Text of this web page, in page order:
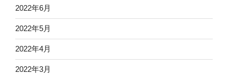
2022年6月
2022年5月
2022年4月
2022年3月